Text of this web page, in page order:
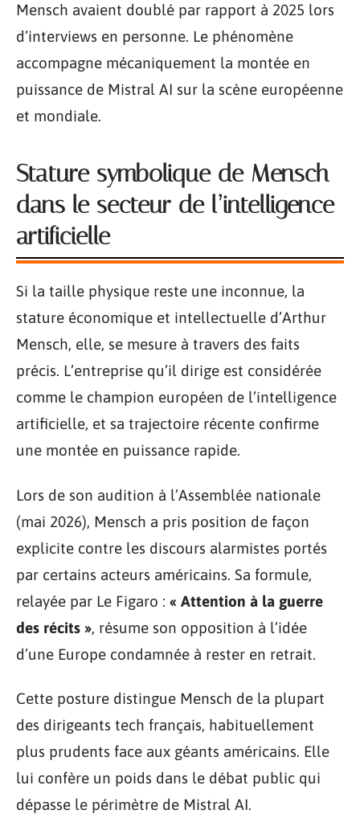
Mensch avaient doublé par rapport à 2025 lors
d’interviews en personne. Le phénomène
accompagne mécaniquement la montée en
puissance de Mistral AI sur la scène européenne
et mondiale.
Stature symbolique de Mensch
dans le secteur de l’intelligence
artificielle
Si la taille physique reste une inconnue, la
stature économique et intellectuelle d’Arthur
Mensch, elle, se mesure à travers des faits
précis. L’entreprise qu’il dirige est considérée
comme le champion européen de l’intelligence
artificielle, et sa trajectoire récente confirme
une montée en puissance rapide.
Lors de son audition à l’Assemblée nationale
(mai 2026), Mensch a pris position de façon
explicite contre les discours alarmistes portés
par certains acteurs américains. Sa formule,
relayée par Le Figaro : « Attention à la guerre
des récits », résume son opposition à l’idée
d’une Europe condamnée à rester en retrait.
Cette posture distingue Mensch de la plupart
des dirigeants tech français, habituellement
plus prudents face aux géants américains. Elle
lui confère un poids dans le débat public qui
dépasse le périmètre de Mistral AI.